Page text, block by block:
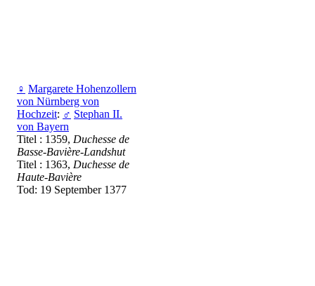
♀ Margarete Hohenzollern
von Nürnberg von
Hochzeit: ♂ Stephan II.
von Bayern
Titel : 1359, Duchesse de
Basse-Bavière-Landshut
Titel : 1363, Duchesse de
Haute-Bavière
Tod: 19 September 1377